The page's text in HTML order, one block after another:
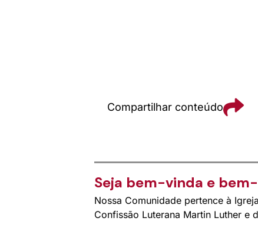
Compartilhar conteúdo
Seja bem-vinda e
Nossa Comunidade pertence à
Confissão Luterana Martin Luther e